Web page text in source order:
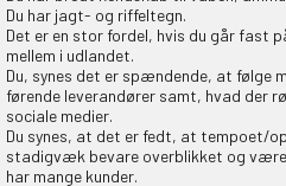
Du har jagt- og riffeltegn.
Det er en stor fordel, hvis du går fast
mellem i udlandet.
Du, synes det er spændende, at følge
førende leverandører samt, hvad der
sociale medier.
Du synes, at det er fedt, at tempoet/
stadigvæk bevare overblikket og være
har mange kunder.